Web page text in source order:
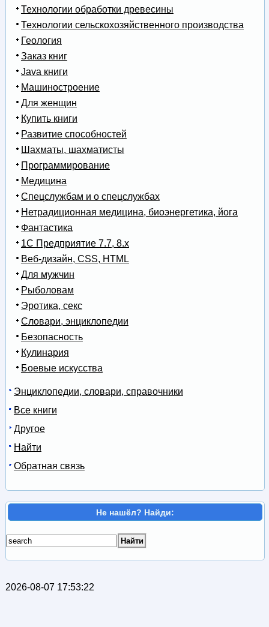
Технологии обработки древесины
Технологии сельскохозяйственного производства
Геология
Заказ книг
Java книги
Машиностроение
Для женщин
Купить книги
Развитие способностей
Шахматы, шахматисты
Программирование
Медицина
Спецслужбам и о спецслужбах
Нетрадиционная медицина, биоэнергетика, йога
Фантастика
1С Предприятие 7.7, 8.x
Веб-дизайн, CSS, HTML
Для мужчин
Рыболовам
Эротика, секс
Словари, энциклопедии
Безопасность
Кулинария
Боевые искусства
Энциклопедии, словари, справочники
Все книги
Другое
Найти
Обратная связь
Не нашёл? Найди:
2026-08-07 17:53:22